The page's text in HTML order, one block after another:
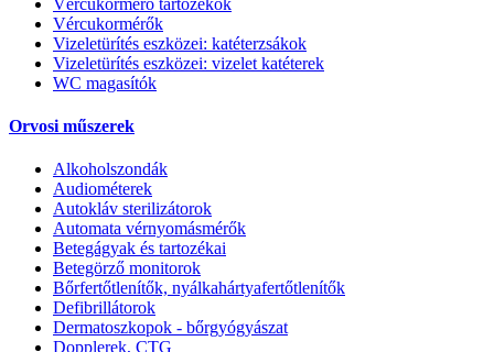
Vércukormérők
Vizeletürítés eszközei: katéterzsákok
Vizeletürítés eszközei: vizelet katéterek
WC magasítók
Orvosi műszerek
Alkoholszondák
Audiométerek
Autokláv sterilizátorok
Automata vérnyomásmérők
Betegágyak és tartozékai
Betegörző monitorok
Bőrfertőtlenítők, nyálkahártyafertőtlenítők
Defibrillátorok
Dermatoszkopok - bőrgyógyászat
Dopplerek, CTG